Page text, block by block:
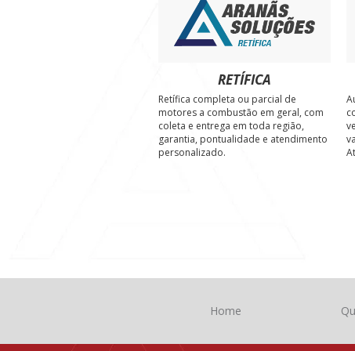
RETÍFICA
Retífica completa ou parcial de
motores a combustão em geral, com
coleta e entrega em toda região,
garantia, pontualidade e atendimento
personalizado.
Home